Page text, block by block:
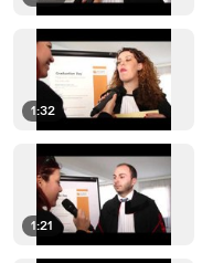
1:32
1:21